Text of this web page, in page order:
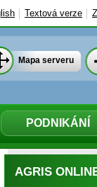
Textová verze
PODNIKÁNÍ
Mapa serveru
AGRIS